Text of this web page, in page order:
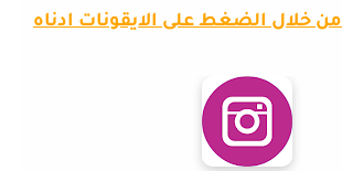
من خلال الضغط على الايقونات ادناه